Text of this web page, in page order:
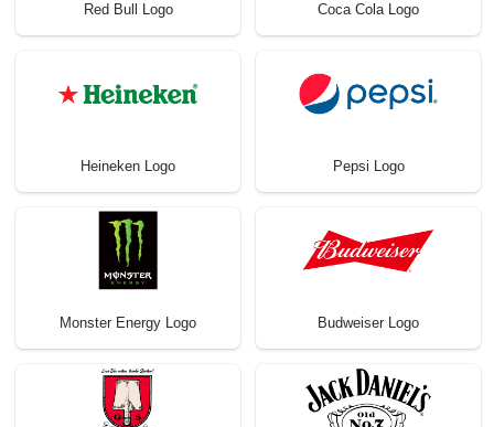
Red Bull Logo Coca Cola Logo
Heineken Logo Pepsi Logo
Monster Energy Logo Budweiser Logo